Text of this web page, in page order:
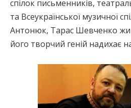
спілок письменників,
та Всеукраїнської музичної
Антонюк, Тарас Шевченко
його творчий геній надихає